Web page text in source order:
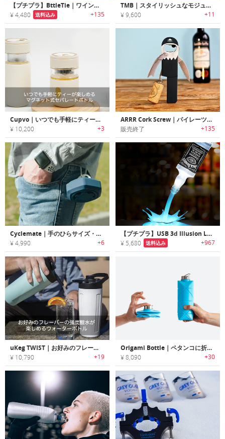
【プチプラ】BttleTie｜ワインをオシャレに演出するネクタイ付きコルク栓
¥ 4,480 送料込み +135
TMB｜スタイリッシュなモジュラー式ガラスボトル
¥ 9,600 +11
Cupvo｜いつでも手軽にティーが楽しめるマグネット式セパレートボトル
¥ 10,200 +3
ARRR Cork Screw｜パイレーツデザインボトルオープナー
販売終了 +135
Cyclemate｜手のひらサイズ・フラットに折りたためるシリコン製ウォーターボトル「サイクルメイト」
¥ 4,990 +6
【プチプラ】USB 3d Illusion Lamp｜ボトルをオシャレなライトに変身するUSB 3Dイリュージョンランプ
¥ 5,680 送料込み +967
uKeg TWIST｜お好みのフレーバーの強炭酸水が楽しめるウォーターボトル「uKegツイスト」
¥ 10,790 +19
Origami Bottle｜ペタンコに折りたためる省スペースウォーターボトル「オリガミボトル」
¥ 8,090 +30